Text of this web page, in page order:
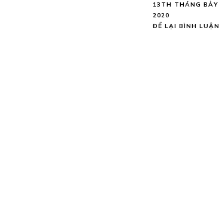
13TH THÁNG BẢY
2020
ĐỂ LẠI BÌNH LUẬN